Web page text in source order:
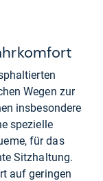
Wegen zur
insbesondere
spezielle
für das
Sitzhaltung.
auf geringen